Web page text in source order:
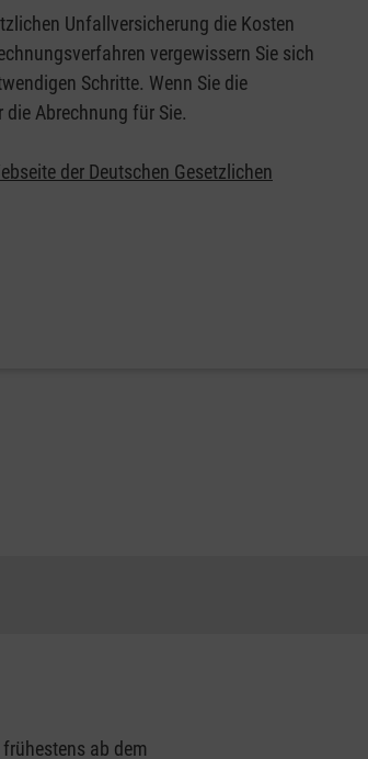
Unfallversicherung die Kosten
vergewissern Sie sich
Schritte. Wenn Sie die
Abrechnung für Sie.
der Deutschen Gesetzlichen
frühestens ab dem